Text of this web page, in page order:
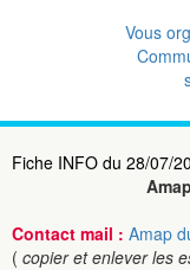
Vous
Fiche INFO du 28/07/
Contact mail : Amap
( copier et enlever les